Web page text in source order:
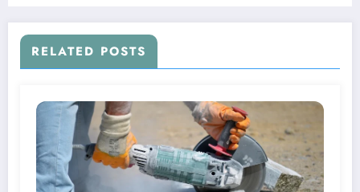
RELATED POSTS